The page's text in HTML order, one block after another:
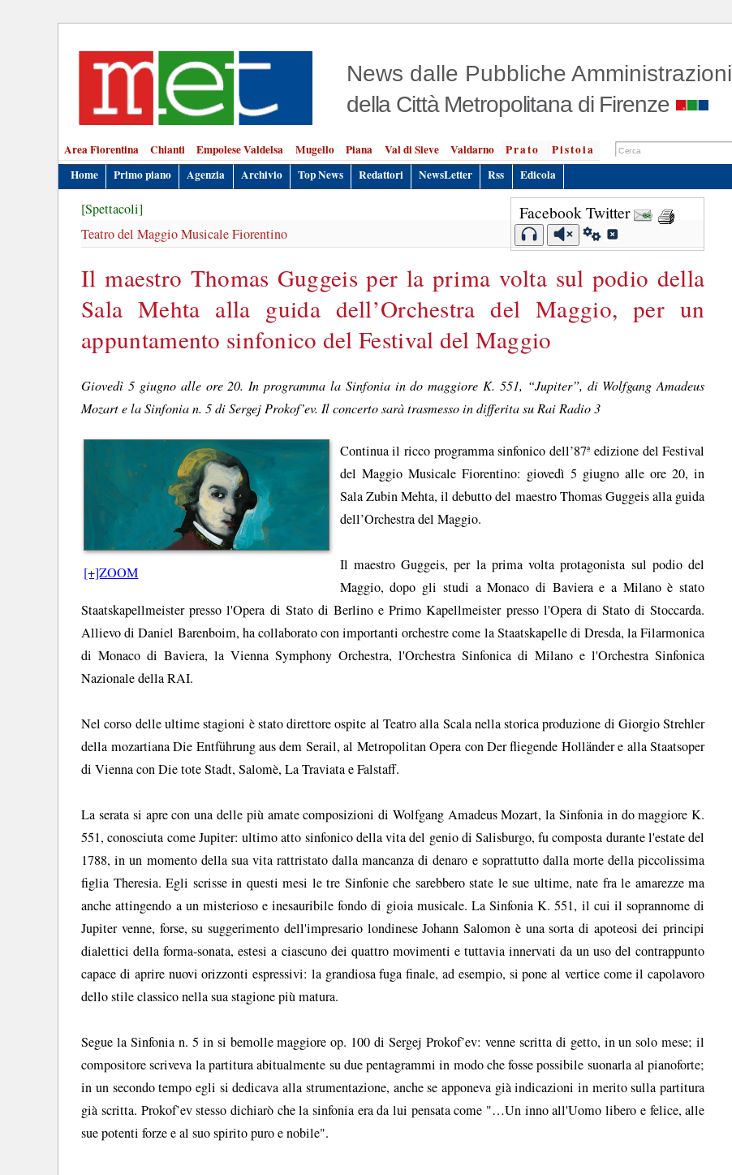
News dalle Pubbliche Amministrazioni
della Città Metropolitana di Firenze
Area Fiorentina Chianti Empolese Valdelsa Mugello Piana Val di Sieve Valdarno Prato
Pistoia
Home
Primo piano Agenzia Archivio Top News Redattori NewsLetter Rss Edicola
Facebook Twitter
[Spettacoli]
Teatro del Maggio Musicale Fiorentino
Il maestro Thomas Guggeis per la prima volta sul podio della
Sala Mehta alla guida dell’Orchestra del Maggio, per un
appuntamento sinfonico del Festival del Maggio
Giovedì 5 giugno alle ore 20. In programma la Sinfonia in do maggiore K. 551, “Jupiter”, di Wolfgang Amadeus
Mozart e la Sinfonia n. 5 di Sergej Prokof’ev. Il concerto sarà trasmesso in differita su Rai Radio 3
[+]ZOOM
Continua il ricco programma sinfonico dell’87ª edizione del Festival
del Maggio Musicale Fiorentino: giovedì 5 giugno alle ore 20, in
Sala Zubin Mehta, il debutto del maestro Thomas Guggeis alla guida
dell’Orchestra del Maggio.
Il maestro Guggeis, per la prima volta protagonista sul podio del
Maggio, dopo gli studi a Monaco di Baviera e a Milano è stato
Staatskapellmeister presso l'Opera di Stato di Berlino e Primo Kapellmeister presso l'Opera di Stato di Stoccarda.
Allievo di Daniel Barenboim, ha collaborato con importanti orchestre come la Staatskapelle di Dresda, la Filarmonica
di Monaco di Baviera, la Vienna Symphony Orchestra, l'Orchestra Sinfonica di Milano e l'Orchestra Sinfonica
Nazionale della RAI.
Nel corso delle ultime stagioni è stato direttore ospite al Teatro alla Scala nella storica produzione di Giorgio Strehler
della mozartiana Die Entführung aus dem Serail, al Metropolitan Opera con Der fliegende Holländer e alla Staatsoper
di Vienna con Die tote Stadt, Salomè, La Traviata e Falstaff.
La serata si apre con una delle più amate composizioni di Wolfgang Amadeus Mozart, la Sinfonia in do maggiore K.
551, conosciuta come Jupiter: ultimo atto sinfonico della vita del genio di Salisburgo, fu composta durante l'estate del
1788, in un momento della sua vita rattristato dalla mancanza di denaro e soprattutto dalla morte della piccolissima
figlia Theresia. Egli scrisse in questi mesi le tre Sinfonie che sarebbero state le sue ultime, nate fra le amarezze ma
anche attingendo a un misterioso e inesauribile fondo di gioia musicale. La Sinfonia K. 551, il cui il soprannome di
Jupiter venne, forse, su suggerimento dell'impresario londinese Johann Salomon è una sorta di apoteosi dei principi
dialettici della forma-sonata, estesi a ciascuno dei quattro movimenti e tuttavia innervati da un uso del contrappunto
capace di aprire nuovi orizzonti espressivi: la grandiosa fuga finale, ad esempio, si pone al vertice come il capolavoro
dello stile classico nella sua stagione più matura.
Segue la Sinfonia n. 5 in si bemolle maggiore op. 100 di Sergej Prokof’ev: venne scritta di getto, in un solo mese; il
compositore scriveva la partitura abitualmente su due pentagrammi in modo che fosse possibile suonarla al pianoforte;
in un secondo tempo egli si dedicava alla strumentazione, anche se apponeva già indicazioni in merito sulla partitura
già scritta. Prokof’ev stesso dichiarò che la sinfonia era da lui pensata come "…Un inno all'Uomo libero e felice, alle
sue potenti forze e al suo spirito puro e nobile".